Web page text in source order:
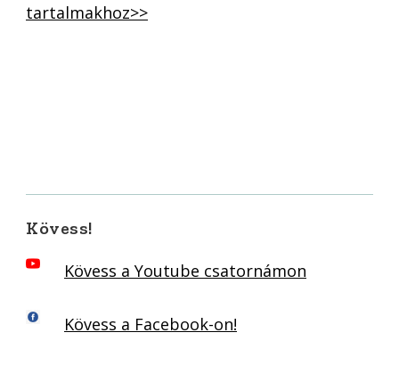
tartalmakhoz>>
Kövess!
Kövess a Youtube csatornámon
Kövess a Facebook-on!